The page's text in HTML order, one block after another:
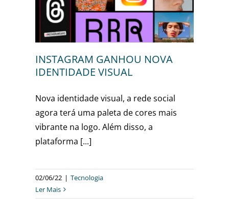
INSTAGRAM GANHOU NOVA
IDENTIDADE VISUAL
Nova identidade visual, a rede social
agora terá uma paleta de cores mais
vibrante na logo. Além disso, a
plataforma [...]
02/06/22 | Tecnologia
Ler Mais